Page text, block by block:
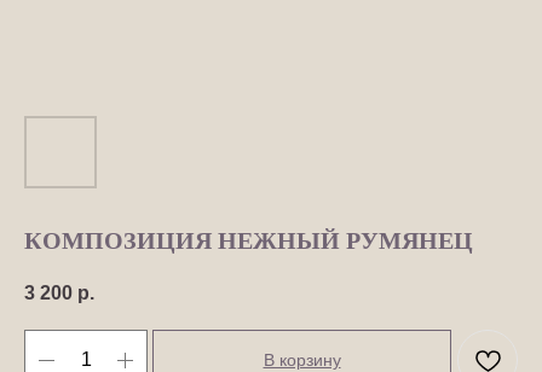
КОМПОЗИЦИЯ НЕЖНЫЙ РУМЯНЕЦ
3 200 р.
В корзину